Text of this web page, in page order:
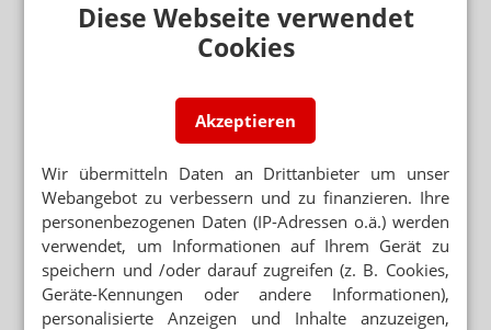
Diese Webseite verwendet
Cookies
Akzeptieren
Wir übermitteln Daten an Drittanbieter um unser
Webangebot zu verbessern und zu finanzieren. Ihre
personenbezogenen Daten (IP-Adressen o.ä.) werden
verwendet, um Informationen auf Ihrem Gerät zu
speichern und /oder darauf zugreifen (z. B. Cookies,
Geräte-Kennungen oder andere Informationen),
personalisierte Anzeigen und Inhalte anzuzeigen,
Nachlese: Die Bundespressekonferenz mit
Spahn und Overwiening
Apotheken dürfen nicht an Privatärzt:innen
EMA: Vorerst kein AstraZeneca-Stopp
VERMARKTUNG
AstraZeneca: Coronavirus-Impfstoff künftig als
Vaxzevria
AKTUALISIERUNG DER EMPFEHLUNG